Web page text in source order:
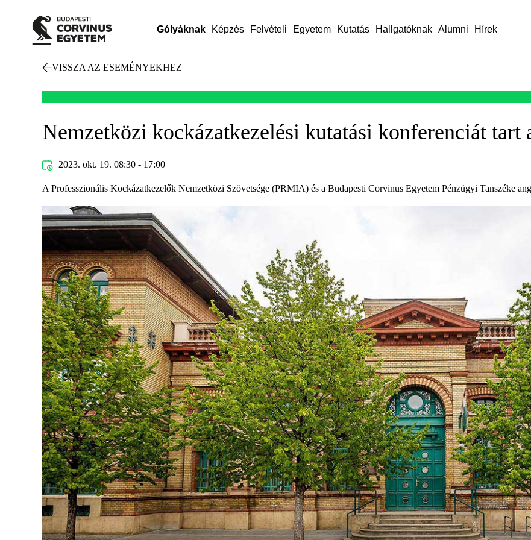
Gólyáknak Képzés Felvételi Egyetem Kutatás Hallgatóknak Alumni Hírek
VISSZA AZ ESEMÉNYEKHEZ
Nemzetközi kockázatkezelési kutatási konferenciát tart
2023. okt. 19. 08:30 - 17:00
A Professzionális Kockázatkezelők Nemzetközi Szövetsége (PRMIA) és a Budapesti Corvinus Egyetem Pénzügyi Tanszéke